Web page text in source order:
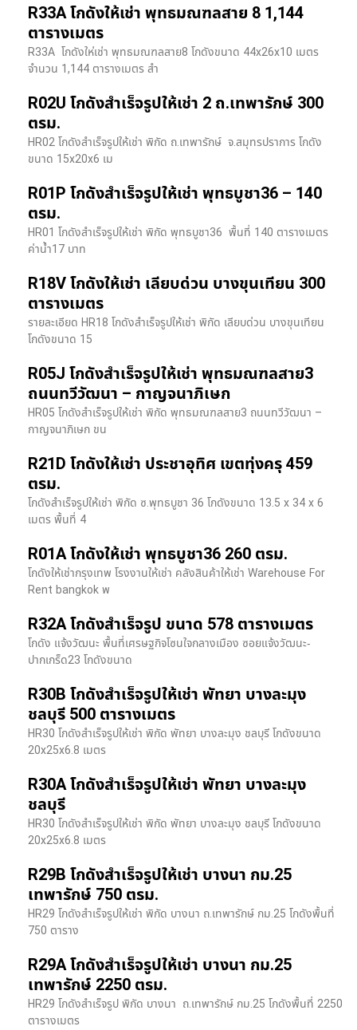
R33A โกดังให้เช่า พุทธมณฑลสาย 8 1,144
ตารางเมตร
R33A โกดังให่เช่า พุทธมณฑลสาย8 โกดังขนาด 44x26x10 เมตร
จำนวน 1,144 ตารางเมตร สำ
R02U โกดังสำเร็จรูปให้เช่า 2 ถ.เทพารักษ์ 300
ตรม.
HR02 โกดังสำเร็จรูปให้เช่า พิกัด ถ.เทพารักษ์ จ.สมุทรปราการ โกดัง
ขนาด 15x20x6 เม
R01P โกดังสำเร็จรูปให้เช่า พุทธบูชา36 – 140
ตรม.
HR01 โกดังสำเร็จรูปให้เช่า พิกัด พุทธบูชา36 พื้นที่ 140 ตารางเมตร
ค่าน้ำ17 บาท
R18V โกดังให้เช่า เลียบด่วน บางขุนเทียน 300
ตารางเมตร
รายละเอียด HR18 โกดังสำเร็จรูปให้เช่า พิกัด เลียบด่วน​ บางขุนเทียน​
โกดังขนาด 15
R05J โกดังสำเร็จรูปให้เช่า พุทธมณฑลสาย3
ถนนทวีวัฒนา – กาญจนาภิเษก
HR05 โกดังสำเร็จรูปให้เช่า พิกัด พุทธมณฑลสาย3 ถนนทวีวัฒนา –
กาญจนาภิเษก ขน
R21D โกดังให้เช่า ประชาอุทิศ เขตทุ่งครุ 459
ตรม.
โกดังสำเร็จรูปให้เช่า พิกัด ซ.พุทธบูชา 36 โกดังขนาด 13.5 x 34 x 6
เมตร พื้นที่ 4
R01A โกดังให้เช่า พุทธบูชา36 260 ตรม.
โกดังให้เช่ากรุงเทพ โรงงานให้เช่า คลังสินค้าให้เช่า Warehouse For
Rent bangkok พ
R32A โกดังสำเร็จรูป ขนาด 578 ตารางเมตร
โกดัง แจ้งวัฒนะ พื้นที่เศรษฐกิจโซนใจกลางเมือง ซอยแจ้งวัฒนะ-
ปากเกร็ด23 โกดังขนาด
R30B โกดังสำเร็จรูปให้เช่า พัทยา บางละมุง
ชลบุรี 500 ตารางเมตร
HR30 โกดังสำเร็จรูปให้เช่า พิกัด พัทยา บางละมุง ชลบุรี โกดังขนาด
20x25x6.8 เมตร
R30A โกดังสำเร็จรูปให้เช่า พัทยา บางละมุง
ชลบุรี
HR30 โกดังสำเร็จรูปให้เช่า พิกัด พัทยา บางละมุง ชลบุรี โกดังขนาด
20x25x6.8 เมตร
R29B โกดังสำเร็จรูปให้เช่า บางนา กม.25
เทพารักษ์ 750 ตรม.
HR29 โกดังสำเร็จรูปให้เช่า พิกัด บางนา​ ถ.เทพารักษ์ กม.25 โกดังพื้นที่
750 ตาราง
R29A โกดังสำเร็จรูปให้เช่า บางนา กม.25
เทพารักษ์ 2250 ตรม.
HR29 โกดังสำเร็จรูป พิกัด บางนา​ ถ.เทพารักษ์ กม.25 โกดังพื้นที่ 2250
ตารางเมตร